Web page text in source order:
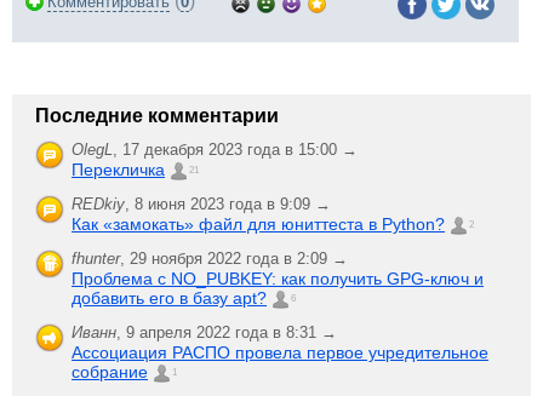
Последние комментарии
OlegL, 17 декабря 2023 года в 15:00 →
Перекличка 21
REDkiy, 8 июня 2023 года в 9:09 →
Как «замокать» файл для юниттеста в Python? 2
fhunter, 29 ноября 2022 года в 2:09 →
Проблема с NO_PUBKEY: как получить GPG-ключ и
добавить его в базу apt?
6
Иванн, 9 апреля 2022 года в 8:31 →
Ассоциация РАСПО провела первое учредительное
собрание
1